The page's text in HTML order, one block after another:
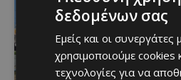
δεδομένων σας
Εμείς και οι συνεργάτες
χρησιμοποιούμε cookies
τεχνολογίες για να